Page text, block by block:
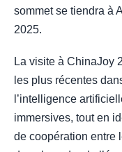
sommet se tiendra à
2025.
La visite à ChinaJoy
les plus récentes
l’intelligence
immersives, tout en
de coopération entre